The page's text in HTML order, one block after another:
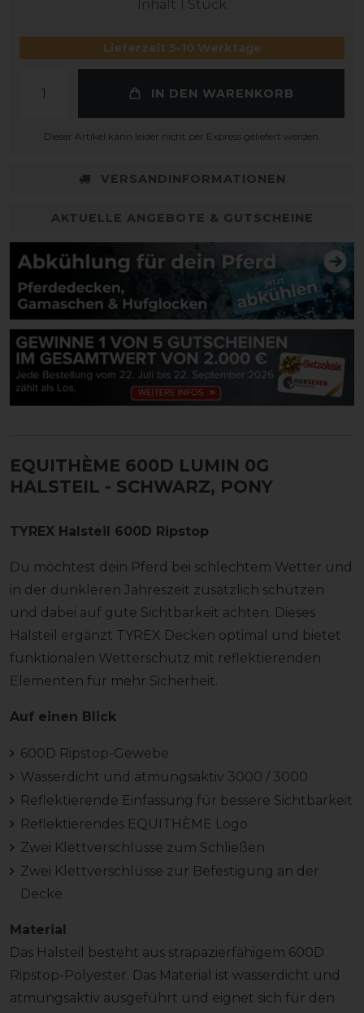
Inhalt 1 Stück
Lieferzeit 5-10 Werktage
IN DEN WARENKORB
Dieser Artikel kann leider nicht per Express geliefert werden.
VERSANDINFORMATIONEN
AKTUELLE ANGEBOTE & GUTSCHEINE
EQUITHÈME 600D LUMIN 0G
HALSTEIL - SCHWARZ, PONY
TYREX Halsteil 600D Ripstop
Du möchtest dein Pferd bei schlechtem Wetter und
in der dunkleren Jahreszeit zusätzlich schützen
und dabei auf gute Sichtbarkeit achten. Dieses
Halsteil ergänzt TYREX Decken optimal und bietet
funktionalen Wetterschutz mit reflektierenden
Elementen für mehr Sicherheit.
Auf einen Blick
600D Ripstop-Gewebe
Wasserdicht und atmungsaktiv 3000 / 3000
Reflektierende Einfassung für bessere Sichtbarkeit
Reflektierendes EQUITHÈME Logo
Zwei Klettverschlüsse zum Schließen
Zwei Klettverschlüsse zur Befestigung an der
Decke
Material
Das Halsteil besteht aus strapazierfähigem 600D
Ripstop-Polyester. Das Material ist wasserdicht und
atmungsaktiv ausgeführt und eignet sich für den